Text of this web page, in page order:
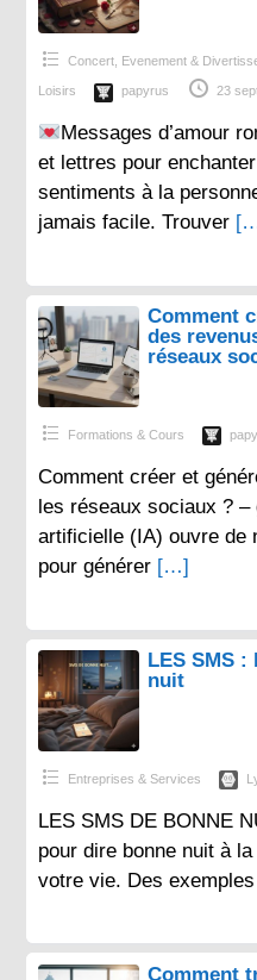
Concert, Evenement &
Loisirs papyrus 23
Messages d’amour
et lettres pour
sentiments à la
jamais facile. Trouver
Comment
des
réseaux
Formations & Cours
Comment créer et
les réseaux sociaux ? –
artificielle (IA) ouvre de
pour générer […]
LES SMS :
nuit
Entreprises & Services
LES SMS DE BONNE
pour dire bonne nuit à
votre vie. Des
Comment